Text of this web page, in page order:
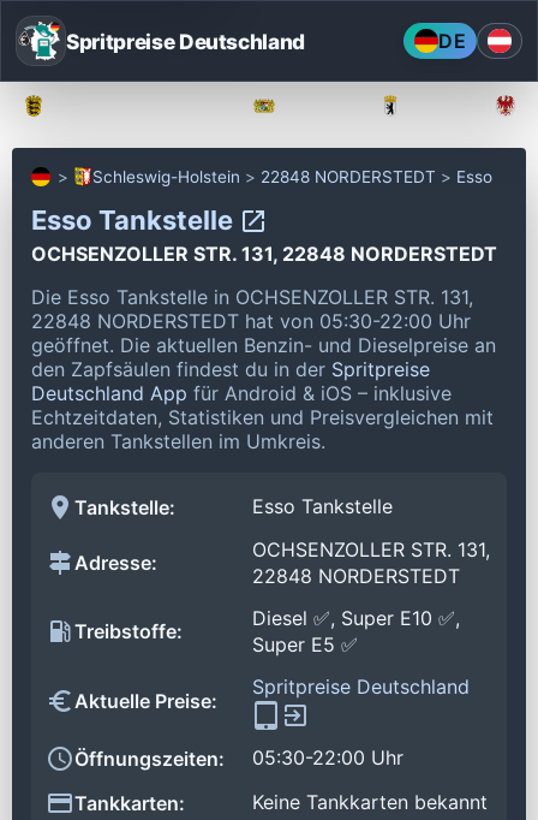
Spritpreise Deutschland DE
Schleswig-Holstein 22848 NORDERSTEDT Esso
Esso Tankstelle
OCHSENZOLLER STR. 131, 22848 NORDERSTEDT
Die Esso Tankstelle in OCHSENZOLLER STR. 131,
22848 NORDERSTEDT hat von 05:30-22:00 Uhr
geöffnet. Die aktuellen Benzin- und Dieselpreise an
den Zapfsäulen findest du in der Spritpreise
Deutschland App für Android & iOS – inklusive
Echtzeitdaten, Statistiken und Preisvergleichen mit
anderen Tankstellen im Umkreis.
Tankstelle: Esso Tankstelle
Adresse:
OCHSENZOLLER STR. 131,
22848 NORDERSTEDT
Treibstoffe:
Diesel ✅, Super E10 ✅,
Super E5 ✅
Aktuelle Preise:
Spritpreise Deutschland
Öffnungszeiten:
05:30-22:00 Uhr
Tankkarten:
Keine Tankkarten bekannt